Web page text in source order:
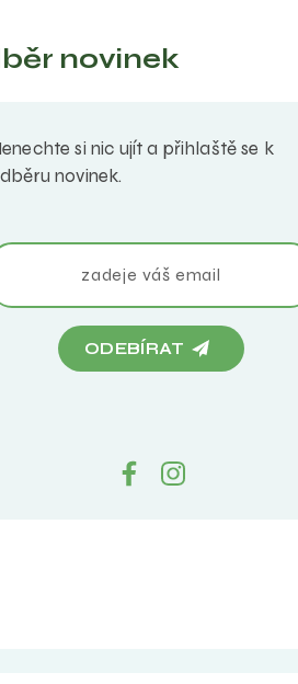
novinek
si nic ujít a přihlaště se k
novinek.
ODEBÍRAT